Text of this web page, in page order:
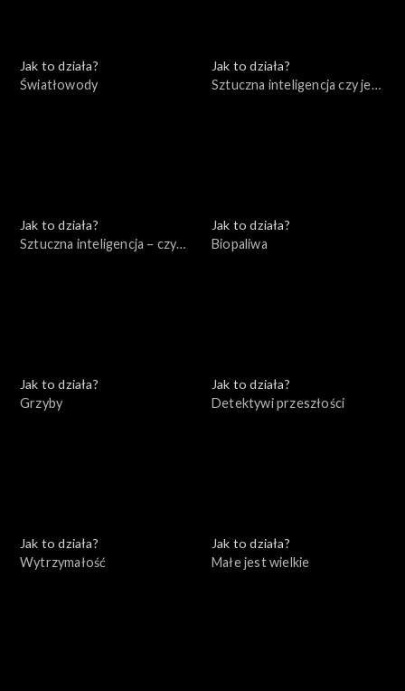
Jak to działa?
Światłowody
Jak to działa?
Sztuczna inteligencja czy jest
Jak to działa?
Sztuczna inteligencja – czy
Jak to działa?
Biopaliwa
Jak to działa?
Grzyby
Jak to działa?
Detektywi przeszłości
Jak to działa?
Wytrzymałość
Jak to działa?
Małe jest wielkie